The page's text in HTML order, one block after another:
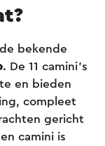
bekende
. De 11 camini's
en bieden
compleet
gericht
camini is